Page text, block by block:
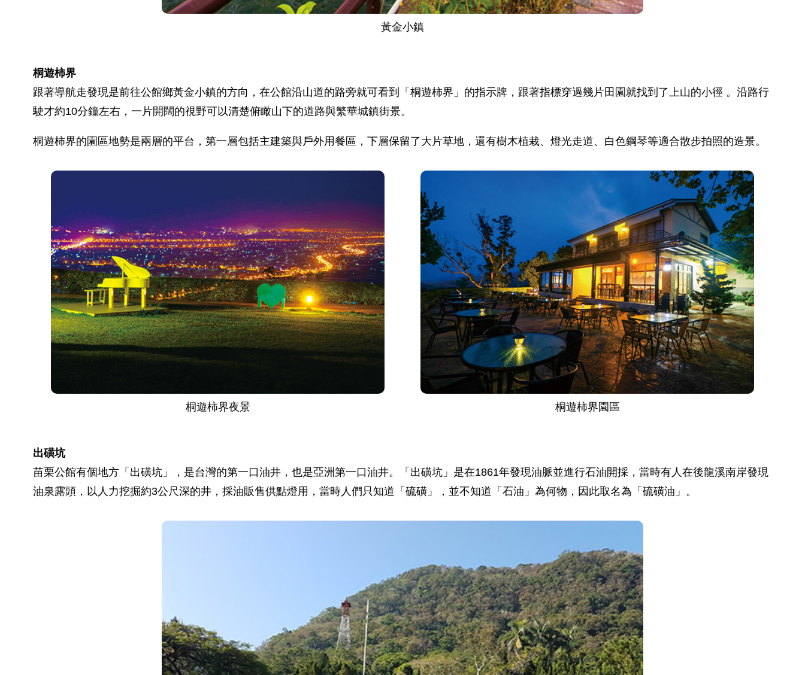
黃金小鎮
桐遊柿界
跟著導航走發現是前往公館鄉黃金小鎮的方向，在公館沿山道的路旁就可看到「桐遊柿界」的指示牌，跟著指標穿過幾片田園就找到了上山的小徑 。沿路行
駛才約10分鐘左右，一片開闊的視野可以清楚俯瞰山下的道路與繁華城鎮街景。
桐遊柿界的園區地勢是兩層的平台，第一層包括主建築與戶外用餐區，下層保留了大片草地，還有樹木植栽、燈光走道、白色鋼琴等適合散步拍照的造景。
桐遊柿界夜景 桐遊柿界園區
出磺坑
苗栗公館有個地方「出磺坑」，是台灣的第一口油井，也是亞洲第一口油井。「出磺坑」是在1861年發現油脈並進行石油開採，當時有人在後龍溪南岸發現
油泉露頭，以人力挖掘約3公尺深的井，採油販售供點燈用，當時人們只知道「硫磺」，並不知道「石油」為何物，因此取名為「硫磺油」。